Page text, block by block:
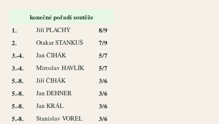
konečné pořadí soutěže
1.
Jiří PLACHÝ
8/9
2.
Otakar STANKUŠ
7/9
3.-4.
Jan ČIHÁK
5/7
3.-4.
Miroslav HAVLÍK
5/7
5.-8.
Jiří ČIHÁK
3/6
5.-8.
Jan DEHNER
3/6
5.-8.
Jan KRÁL
3/6
5.-8.
Stanislav VOREL
3/6